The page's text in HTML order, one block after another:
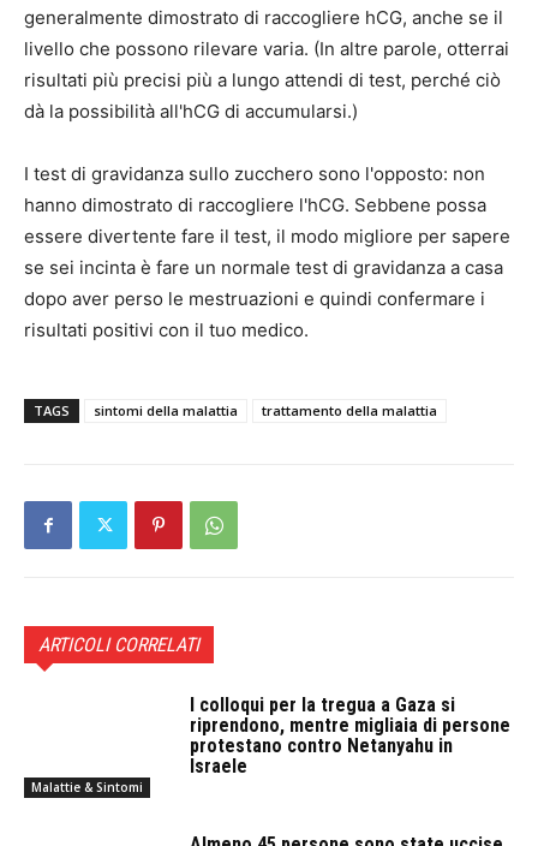
generalmente dimostrato di raccogliere hCG, anche se il
livello che possono rilevare varia. (In altre parole, otterrai
risultati più precisi più a lungo attendi di test, perché ciò
dà la possibilità all'hCG di accumularsi.)
I test di gravidanza sullo zucchero sono l'opposto: non
hanno dimostrato di raccogliere l'hCG. Sebbene possa
essere divertente fare il test, il modo migliore per sapere
se sei incinta è fare un normale test di gravidanza a casa
dopo aver perso le mestruazioni e quindi confermare i
risultati positivi con il tuo medico.
TAGS sintomi della malattia trattamento della malattia
ARTICOLI CORRELATI
Malattie & Sintomi
I colloqui per la tregua a Gaza si
riprendono, mentre migliaia di persone
protestano contro Netanyahu in
Israele